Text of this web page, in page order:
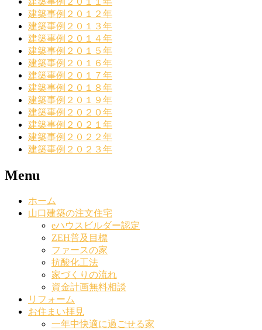
建築事例２０１２年
建築事例２０１３年
建築事例２０１４年
建築事例２０１５年
建築事例２０１６年
建築事例２０１７年
建築事例２０１８年
建築事例２０１９年
建築事例２０２０年
建築事例２０２１年
建築事例２０２２年
建築事例２０２３年
Menu
ホーム
山口建築の注文住宅
eハウスビルダー認定
ZEH普及目標
ファースの家
抗酸化工法
家づくりの流れ
資金計画無料相談
リフォーム
お住まい拝見
一年中快適に過ごせる家